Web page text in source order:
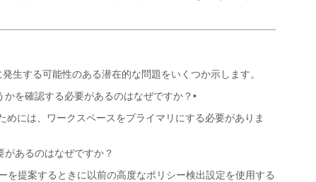
生する可能性のある潜在的な問題をいくつか示します。
を確認する必要があるのはなぜですか？•
めには、ワークスペースをプライマリにする必要がありま
あるのはなぜですか？
を提案するときに以前の高度なポリシー検出設定を使用する